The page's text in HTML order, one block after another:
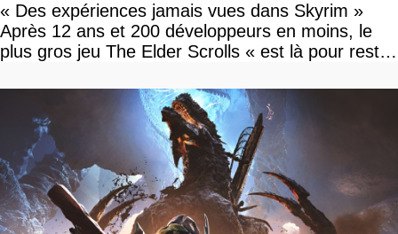
« Des expériences jamais vues dans Skyrim »
Après 12 ans et 200 développeurs en moins, le
plus gros jeu The Elder Scrolls « est là pour rester